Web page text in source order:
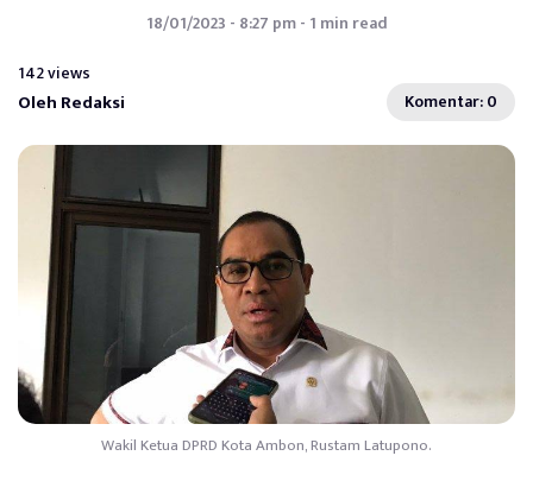
18/01/2023 - 8:27 pm - 1 min read
142 views
Oleh Redaksi Komentar: 0
Wakil Ketua DPRD Kota Ambon, Rustam Latupono.